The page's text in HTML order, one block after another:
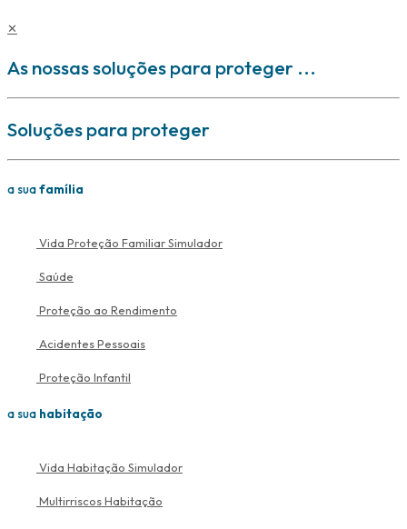
✕
As nossas soluções para proteger ...
Soluções para proteger
a suafamília
Vida Proteção FamiliarSimulador
Saúde
Proteção ao Rendimento
Acidentes Pessoais
Proteção Infantil
a sua habitação
Vida Habitação Simulador
Multirriscos Habitação